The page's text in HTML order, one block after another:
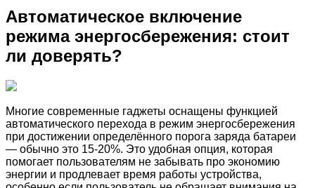
Автоматическое включение
режима энергосбережения: стоит
ли доверять?
Многие современные гаджеты оснащены функцией
автоматического перехода в режим энергосбережения
при достижении определённого порога заряда батареи
— обычно это 15-20%. Это удобная опция, которая
помогает пользователям не забывать про экономию
энергии и продлевает время работы устройства,